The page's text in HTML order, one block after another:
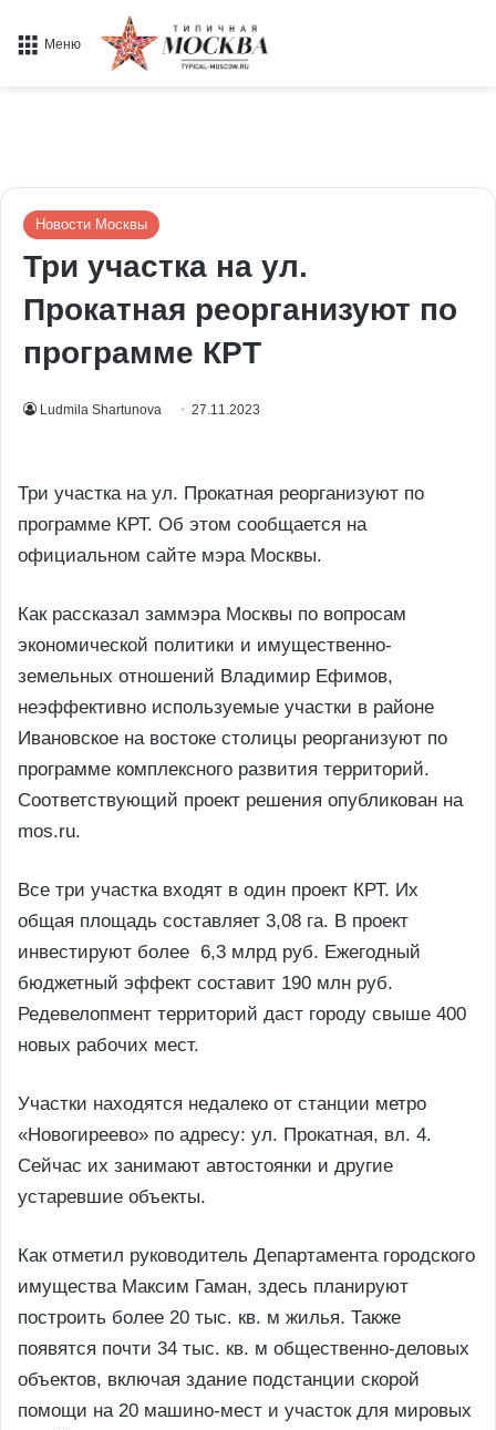
Меню
Новости Москвы
Три участка на ул.
Прокатная реорганизуют по
программе КРТ
Ludmila Shartunova 27.11.2023
Три участка на ул. Прокатная реорганизуют по
программе КРТ. Об этом сообщается на
официальном сайте мэра Москвы.
Как рассказал заммэра Москвы по вопросам
экономической политики и имущественно-
земельных отношений Владимир Ефимов,
неэффективно используемые участки в районе
Ивановское на востоке столицы реорганизуют по
программе комплексного развития территорий.
Соответствующий проект решения опубликован на
mos.ru.
Все три участка входят в один проект КРТ. Их
общая площадь составляет 3,08 га. В проект
инвестируют более 6,3 млрд руб. Ежегодный
бюджетный эффект составит 190 млн руб.
Редевелопмент территорий даст городу свыше 400
новых рабочих мест.
Участки находятся недалеко от станции метро
«Новогиреево» по адресу: ул. Прокатная, вл. 4.
Сейчас их занимают автостоянки и другие
устаревшие объекты.
Как отметил руководитель Департамента городского
имущества Максим Гаман, здесь планируют
построить более 20 тыс. кв. м жилья. Также
появятся почти 34 тыс. кв. м общественно-деловых
объектов, включая здание подстанции скорой
помощи на 20 машино-мест и участок для мировых